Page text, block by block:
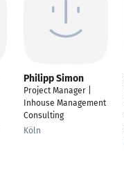
Philipp Simon
Project Manager |
Inhouse Management
Consulting
Köln